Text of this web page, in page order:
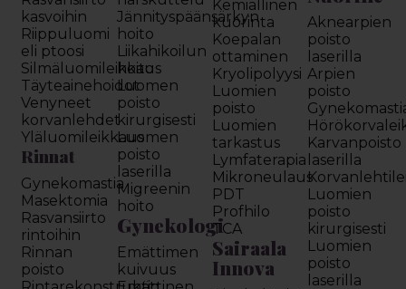
kasvoihin
Riippuluomi
eli ptoosi
Silmäluomileikkaus
Täyteainehoidot
Venyneet
korvanlehdet
Yläluomileikkaus
Rinnat
Gynekomastia
Masektomia
Rasvansiirto
rintoihin
Rinnan
poisto
Jännityspäänsärkyn
hoito
Liikahikoilun
hoito
Luomen
poisto
kirurgisesti
Luomen
poisto
laserilla
Migreenin
hoito
Gynekologi
Emättimen
kuivuus
Kemiallinen
kuorinta
Koepalan
ottaminen
Kryolipolyysi
Luomien
poisto
Luomien
tarkastus
Lymfaterapia
Mikroneulaus
PDT
Profhilo
TCA
Sairaala
Innova
Aknearpien
poisto
laserilla
Arpien
poisto
Karvanpoisto
laserilla
Luomien
poisto
kirurgisesti
Luomien
poisto
laserilla